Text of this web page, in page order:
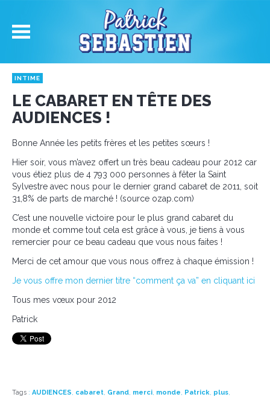
INTIME
LE CABARET EN TÊTE DES
AUDIENCES !
Bonne Année les petits frères et les petites sœurs !
Hier soir, vous m’avez offert un très beau cadeau pour 2012 car
vous étiez plus de 4 793 000 personnes à fêter la Saint
Sylvestre avec nous pour le dernier grand cabaret de 2011, soit
31,8% de parts de marché ! (source ozap.com)
C’est une nouvelle victoire pour le plus grand cabaret du
monde et comme tout cela est grâce à vous, je tiens à vous
remercier pour ce beau cadeau que vous nous faites !
Merci de cet amour que vous nous offrez à chaque émission !
Je vous offre mon dernier titre “comment ça va” en cliquant ici
Tous mes vœux pour 2012
Patrick
Tags : AUDIENCES, cabaret, Grand, merci, monde, Patrick, plus,